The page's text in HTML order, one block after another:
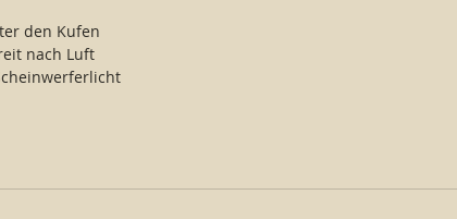
den Kufen
nach Luft